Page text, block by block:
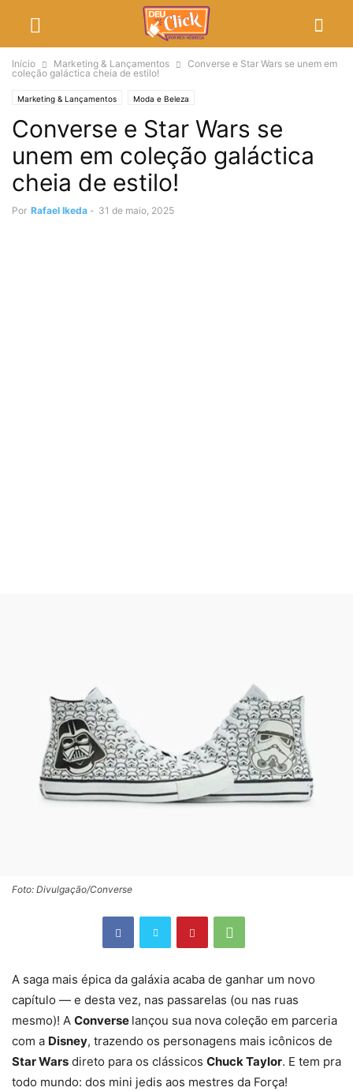
Início Marketing & Lançamentos
Converse e Star Wars se unem em
coleção galáctica cheia de estilo!
Marketing & Lançamentos Moda e Beleza
Converse e Star Wars se
unem em coleção galáctica
cheia de estilo!
Por Rafael Ikeda - 31 de maio, 2025
Foto: Divulgação/Converse
A saga mais épica da galáxia acaba de ganhar um novo
capítulo — e desta vez, nas passarelas (ou nas ruas
mesmo)! A Converse lançou sua nova coleção em parceria
com a Disney, trazendo os personagens mais icônicos de
Star Wars direto para os clássicos Chuck Taylor. E tem pra
todo mundo: dos mini jedis aos mestres da Força!